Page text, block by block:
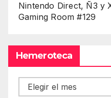
Nintendo Direct, Ñ3 y
Gaming Room #129
Hemeroteca
Hemeroteca